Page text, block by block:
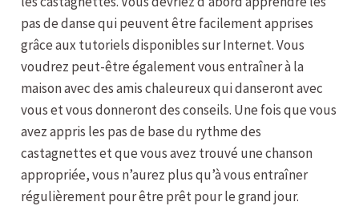
pas de danse qui peuvent être facilement apprises
grâce aux tutoriels disponibles sur Internet. Vous
voudrez peut-être également vous entraîner à la
maison avec des amis chaleureux qui danseront avec
vous et vous donneront des conseils. Une fois que vous
avez appris les pas de base du rythme des
castagnettes et que vous avez trouvé une chanson
appropriée, vous n’aurez plus qu’à vous entraîner
régulièrement pour être prêt pour le grand jour.